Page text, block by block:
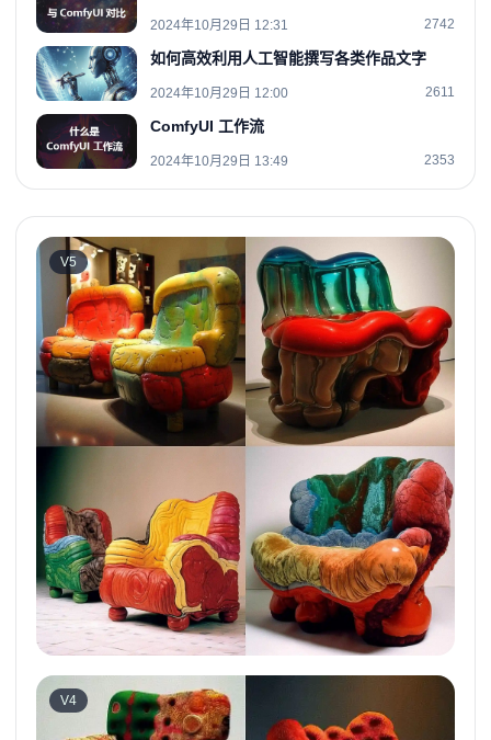
V5
V4
2024年10月29日 12:31 2742
如何高效利用人工智能撰写各类作品文字
2024年10月29日 12:00 2611
ComfyUI 工作流
2024年10月29日 13:49 2353